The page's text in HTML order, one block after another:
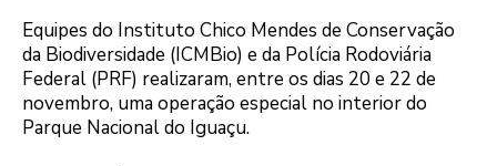
Equipes do Instituto Chico Mendes de Conservação
da Biodiversidade (ICMBio) e da Polícia Rodoviária
Federal (PRF) realizaram, entre os dias 20 e 22 de
novembro, uma operação especial no interior do
Parque Nacional do Iguaçu.